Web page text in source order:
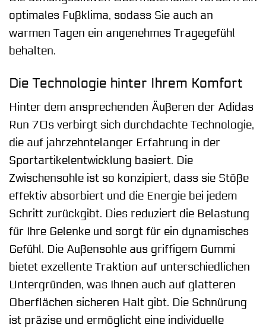
optimales Fußklima, sodass Sie auch an
warmen Tagen ein angenehmes Tragegefühl
behalten.
Die Technologie hinter Ihrem Komfort
Hinter dem ansprechenden Äußeren der Adidas
Run 70s verbirgt sich durchdachte Technologie,
die auf jahrzehntelanger Erfahrung in der
Sportartikelentwicklung basiert. Die
Zwischensohle ist so konzipiert, dass sie Stöße
effektiv absorbiert und die Energie bei jedem
Schritt zurückgibt. Dies reduziert die Belastung
für Ihre Gelenke und sorgt für ein dynamisches
Gefühl. Die Außensohle aus griffigem Gummi
bietet exzellente Traktion auf unterschiedlichen
Untergründen, was Ihnen auch auf glatteren
Oberflächen sicheren Halt gibt. Die Schnürung
ist präzise und ermöglicht eine individuelle